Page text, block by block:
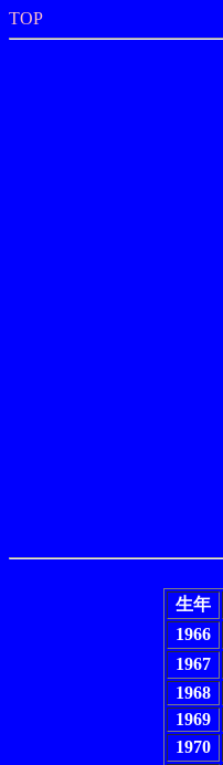
TOP
生年
1966
1967
1968
1969
1970